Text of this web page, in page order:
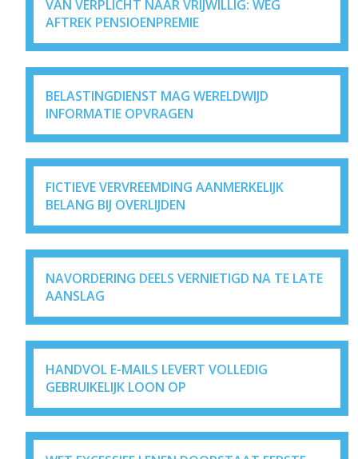
VAN VERPLICHT NAAR VRIJWILLIG: WEG
AFTREK PENSIOENPREMIE
BELASTINGDIENST MAG WERELDWIJD
INFORMATIE OPVRAGEN
FICTIEVE VERVREEMDING AANMERKELIJK
BELANG BIJ OVERLIJDEN
NAVORDERING DEELS VERNIETIGD NA TE LATE
AANSLAG
HANDVOL E-MAILS LEVERT VOLLEDIG
GEBRUIKELIJK LOON OP